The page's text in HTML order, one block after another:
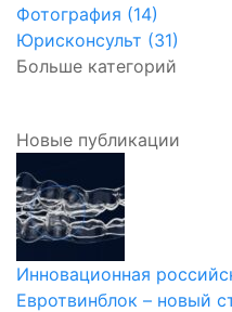
Фотография (14)
Юрисконсульт (31)
Больше категорий
Новые публикации
Инновационная
Евротвинблок – новый